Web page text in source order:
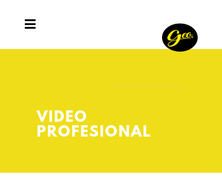
VIDEO
PROFESIONAL